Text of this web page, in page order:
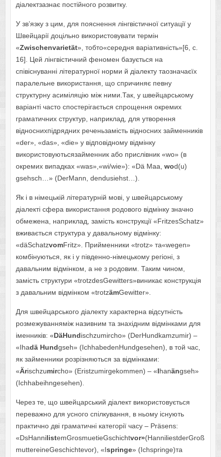
діалектзазнає постійного розвитку.
У зв’язку з цим, для пояснення лінгвістичної ситуації у
Швейцарії доцільно використовувати термін
«Zwischenvarietät», тобто«середня варіативність»[6, c.
16]. Цей лінгвістичний феномен базується на
співіснуванні літературної норми й діалекту таозначаєїх
паралельне використання, що спричиняє певну
структурну асиміляцію між ними.Так, у швейцарському
варіанті часто спостерігається спрощення окремих
граматичних структур, наприклад, для утворення
відноснихпідрядних реченьзамість відносних займенників
«der», «das», «die» у відповідному відмінку
використовуютьсязайменник або прислівник «wo» (в
окремих випадках «was»,«wi/wie»): «Dä Maa, wod(u)
gsehsch…» (DerMann, dendusiehst…).
Як і в німецькій літературній мові, у швейцарському
діалекті сфера використання родового відмінку значно
обмежена, наприклад, замість конструкції «FritzesSchatz»
вживається структура у давальному відмінку:
«däSchatzvomFritz». Прийменники «trotz» та«wegen»
комбінуються, як і у південно-німецькому регіоні, з
давальним відмінком, а не з родовим. Таким чином,
замість структури «trotzdesGewitters»виникає конструкція
з давальним відмінком «trotzämGewitter».
Для швейцарського діалекту характерна відсутність
розмежуванняміж називним та знахідним відмінками для
іменників: «DäHundischzumircho» (DerHundkamzumir) –
«Ihadä Hundgseh» (IchhabedenHundgesehen), в той час,
як займенники розрізняються за відмінками:
«Ärischzumircho» (Eristzumirgekommen) – «Ihanängseh»
(Ichhabeihngesehen).
Через те, що швейцарський діалект використовується
переважно для усного спілкування, в ньому існують
практично дві граматичні категорії часу – Präsens:
«DsHannilistemGrosmuetieGschichtvor»(HanniliestderGroß
muttereineGeschichtevor), «Ispringe» (Ichspringe)та